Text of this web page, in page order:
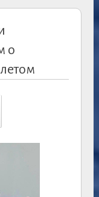
о